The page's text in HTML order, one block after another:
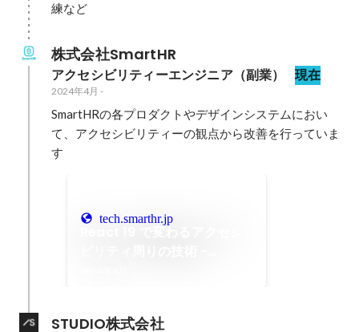
練など
株式会社SmartHR
アクセシビリティーエンジニア（副業） 現在
2024年4月 -
SmartHRの各プロダクトやデザインシステムにおい
て、アクセシビリティーの観点から改善を行っていま
す
tech.smarthr.jp
STUDIO株式会社